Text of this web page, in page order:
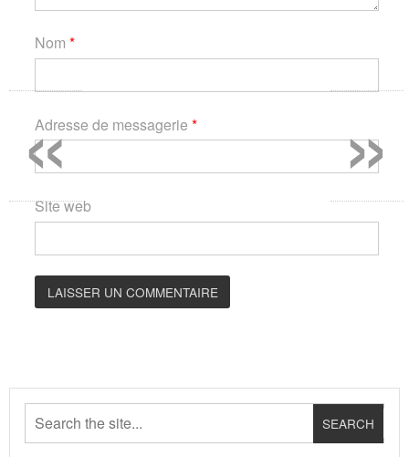
Nom *
Adresse de messagerie *
Site web
»
«